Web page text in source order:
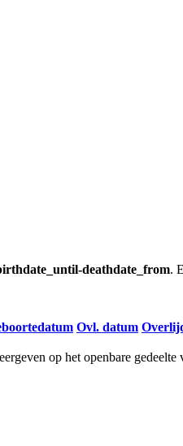
deathdate_from.
Ovl. datum
op het openbare